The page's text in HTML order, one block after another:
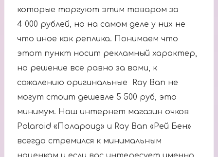
которые торгуют этим товаром за
4 000 рублей, но на самом деле у них не
что иное как реплика. Понимаем что
этот пункт носит рекламный характер,
но решение все равно за вами, к
сожалению оригинальные Ray Ban не
могут стоит дешевле 5 500 руб, это
минимум. Наш интернет магазин очков
Polaroid «Полароид» и Ray Ban «Рей Бен»
всегда стремился к минимальным